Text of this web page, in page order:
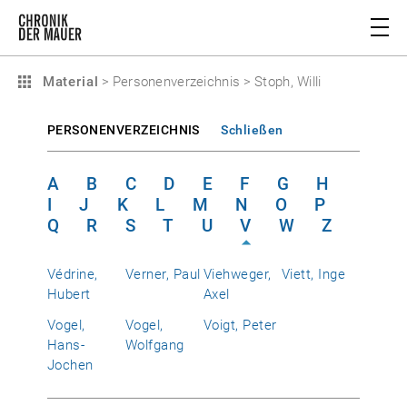
Material > Personenverzeichnis > Stoph, Willi
PERSONENVERZEICHNIS Schließen
A B C D E F G
H
I
J K L M N O
P
Q
R S T U V W Z
Védrine,
Hubert
Verner, Paul Viehweger,
Axel
Viett, Inge
Vogel,
Hans-
Jochen
Vogel,
Wolfgang
Voigt, Peter